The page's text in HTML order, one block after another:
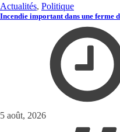
Actualités, Politique
Incendie important dans une ferme
5 août, 2026